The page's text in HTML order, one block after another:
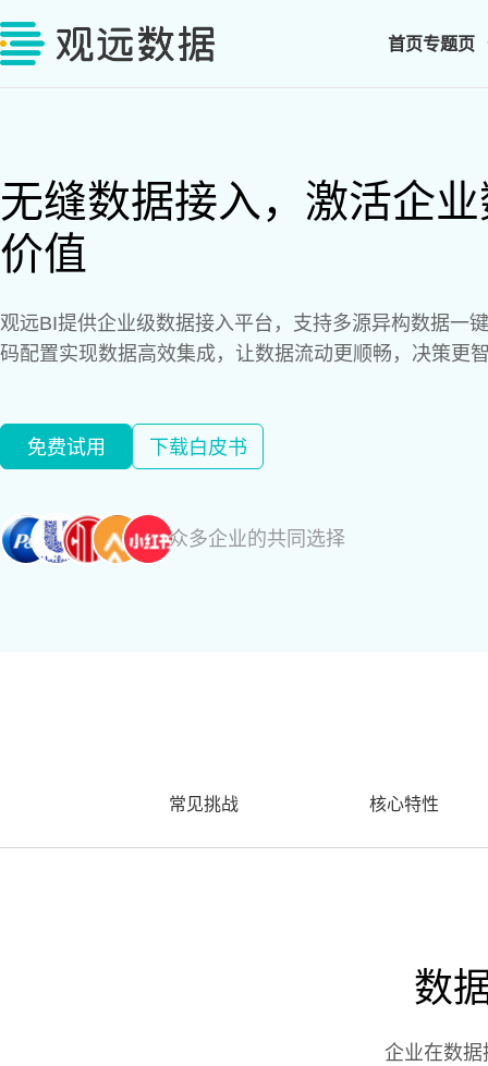
首页专题页
无缝数据接入，激活企
价值
观远BI提供企业级数据接入平台，支持多源异构数据一
码配置实现数据高效集成，让数据流动更顺畅，决策更
免费试用 下载白皮书
众多企业的共同选择
常见挑战 核心特性
数
企业在数